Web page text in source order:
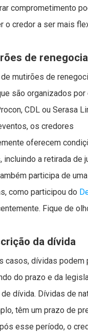
comprometimento
o credor a ser mais
de
mutirões de
são organizados por
CDL ou Serasa
os credores
oferecem
incluindo a retirada de
participa de
como participou do
Fique de
da dívida
casos, dívidas podem
do prazo e da
dívida. Dívidas de
têm um prazo de
esse período, o